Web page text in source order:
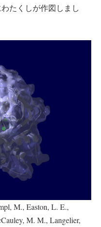
たくしが作図しまし
M., Easton, L. E.,
M. M., Langelier,